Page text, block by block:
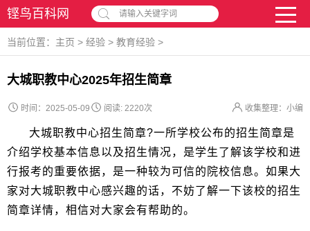
铿鸟百科网 请输入关键字词
当前位置： 主页 > 经验 > 教育经验 >
大城职教中心2025年招生简章
时间：2025-05-09 收集整理：小编
阅读: 2220次
大城职教中心招生简章?一所学校公布的招生简章是
介绍学校基本信息以及招生情况，是学生了解该学校和进
行报考的重要依据，是一种较为可信的院校信息。如果大
家对大城职教中心感兴趣的话，不妨了解一下该校的招生
简章详情，相信对大家会有帮助的。